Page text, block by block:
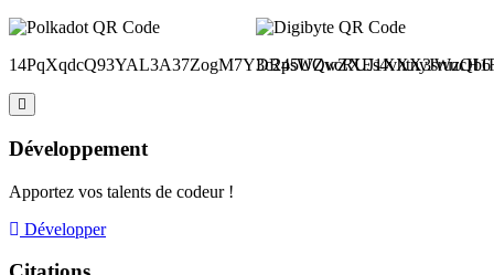
14PqXqdcQ93YAL3A37ZogM7Y3c2p5UQvcRUJ1XXX3sruzQb6
Développement
Apportez vos talents de codeur !
Développer